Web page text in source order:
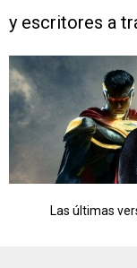
y escritores a
Las últimas